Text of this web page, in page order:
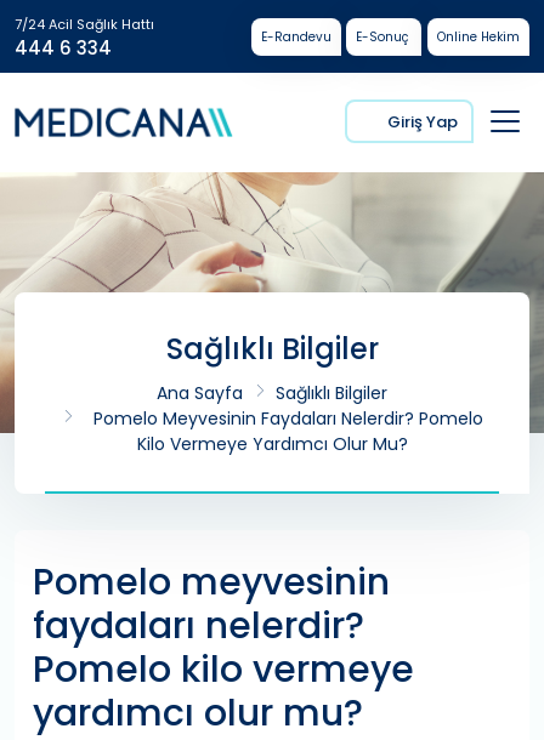
7/24 Acil Sağlık Hattı
444 6 334 E-Randevu E-Sonuç Online Hekim
Giriş Yap
Sağlıklı Bilgiler
Ana Sayfa
Sağlıklı Bilgiler
Pomelo Meyvesinin Faydaları Nelerdir? Pomelo
Kilo Vermeye Yardımcı Olur Mu?
Pomelo meyvesinin
faydaları nelerdir?
Pomelo kilo vermeye
yardımcı olur mu?